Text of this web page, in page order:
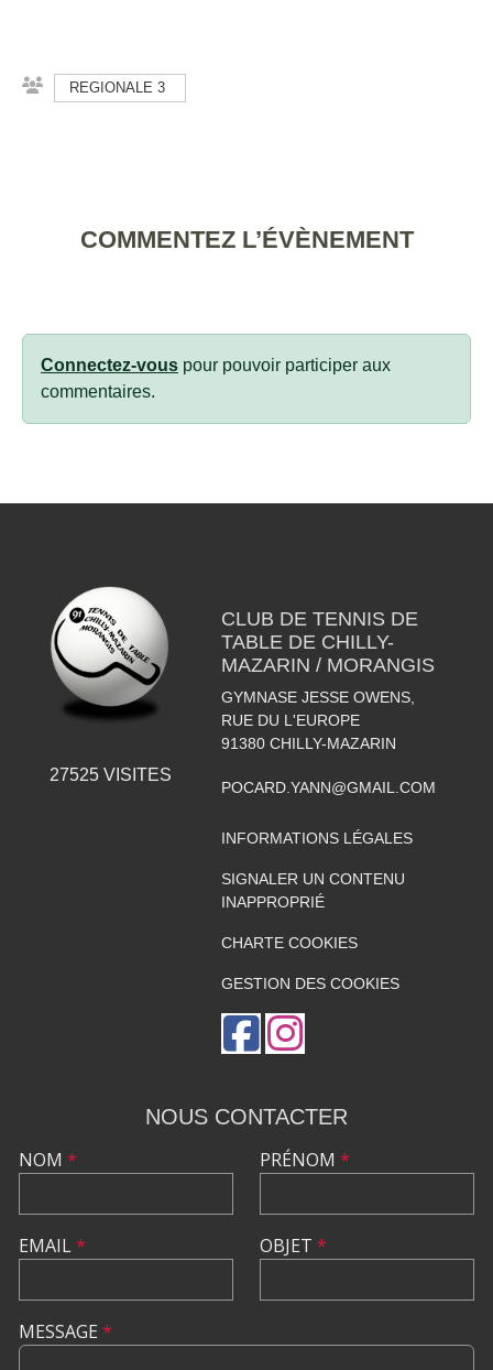
REGIONALE 3
COMMENTEZ L’ÉVÈNEMENT
Connectez-vous pour pouvoir participer aux
commentaires.
27525VISITES
CLUB DE TENNIS DE
TABLE DE CHILLY-
MAZARIN / MORANGIS
GYMNASE JESSE OWENS,
RUE DU L'EUROPE
91380 CHILLY-MAZARIN
POCARD.YANN@GMAIL.COM
INFORMATIONS LÉGALES
SIGNALER UN CONTENU
INAPPROPRIÉ
CHARTE COOKIES
GESTION DES COOKIES
NOUS CONTACTER
NOM *
EMAIL*
PRÉNOM *
OBJET *
MESSAGE *